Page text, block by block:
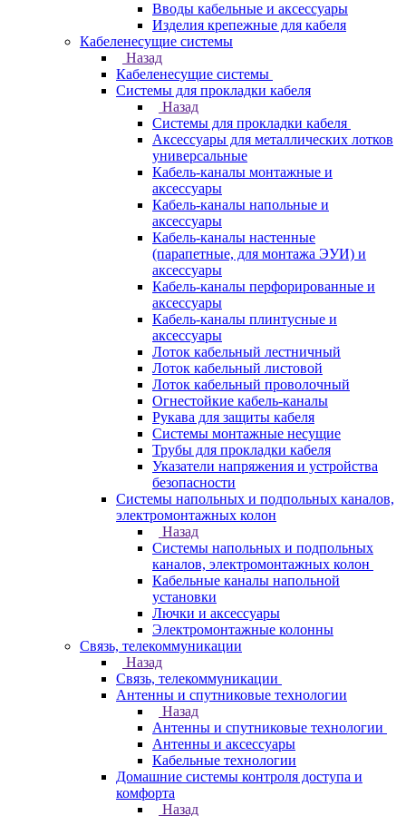
Вводы кабельные и аксессуары
Изделия крепежные для кабеля
Кабеленесущие системы
Назад
Кабеленесущие системы
Системы для прокладки кабеля
Назад
Системы для прокладки кабеля
Аксессуары для металлических лотков
универсальные
Кабель-каналы монтажные и
аксессуары
Кабель-каналы напольные и
аксессуары
Кабель-каналы настенные
(парапетные, для монтажа ЭУИ) и
аксессуары
Кабель-каналы перфорированные и
аксессуары
Кабель-каналы плинтусные и
аксессуары
Лоток кабельный лестничный
Лоток кабельный листовой
Лоток кабельный проволочный
Огнестойкие кабель-каналы
Рукава для защиты кабеля
Системы монтажные несущие
Трубы для прокладки кабеля
Указатели напряжения и устройства
безопасности
Системы напольных и подпольных каналов,
электромонтажных колон
Назад
Системы напольных и подпольных
каналов, электромонтажных колон
Кабельные каналы напольной
установки
Лючки и аксессуары
Электромонтажные колонны
Связь, телекоммуникации
Назад
Связь, телекоммуникации
Антенны и спутниковые технологии
Назад
Антенны и спутниковые технологии
Антенны и аксессуары
Кабельные технологии
Домашние системы контроля доступа и
комфорта
Назад